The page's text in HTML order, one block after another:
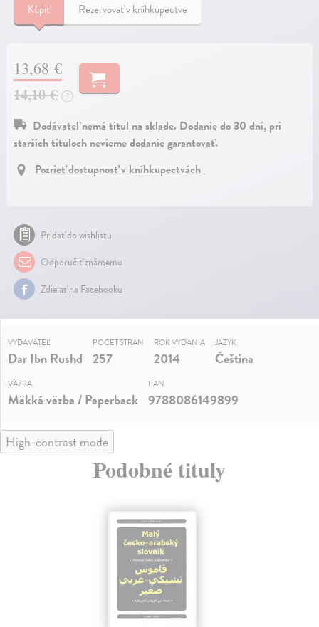
Kúpiť Rezervovať v kníhkupectve
13,68 €
14,10 €
?
Dodávateľ nemá titul na sklade. Dodanie do 30 dní, pri
starších tituloch nevieme dodanie garantovať.
Pozrieť dostupnosť v kníhkupectvách
Pridať do wishlistu
Odporučiť známemu
Zdielať na Facebooku
VYDAVATEĽ
Dar Ibn Rushd
POČET STRÁN
257
ROK VYDANIA
2014
JAZYK
Čeština
VÄZBA
Mäkká väzba / Paperback
EAN
9788086149899
High-contrast mode
Podobné tituly